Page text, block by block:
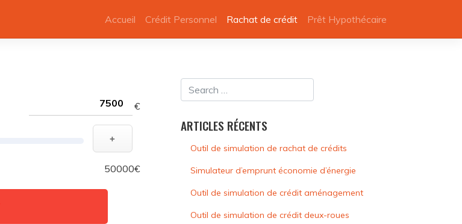
Accueil Crédit Personnel Rachat de crédit Prêt Hypothécaire
€
+
50000€
ARTICLES RÉCENTS
Outil de simulation de rachat de crédits
Simulateur d’emprunt économie d’énergie
Outil de simulation de crédit aménagement
Outil de simulation de crédit deux-roues